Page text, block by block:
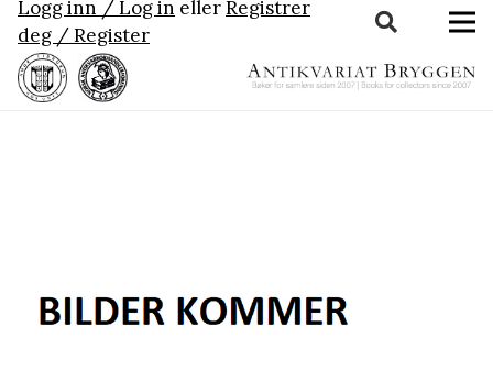
Logg inn / Log in ellerRegistrer
deg / Register